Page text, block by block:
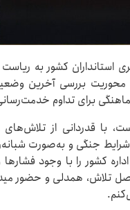
کشور به
محوریت بررسی آخرین
برای تداوم
با قدردانی از تلاش‌های
جنگی و به‌صورت
اداره کشور را با وجود
تلاش، همدلی و حضور